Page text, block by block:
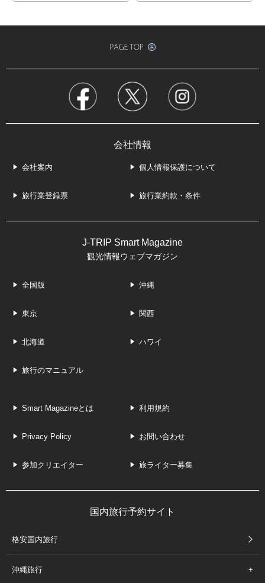
会社情報
会社案内 個人情報保護について
旅行業登録票 旅行業約款・条件
J-TRIP Smart Magazine
観光情報ウェブマガジン
全国版 沖縄
東京 関西
北海道 ハワイ
旅行のマニュアル
Smart Magazineとは 利用規約
Privacy Policy お問い合わせ
参加クリエイター 旅ライター募集
国内旅行予約サイト
格安国内旅行
沖縄旅行